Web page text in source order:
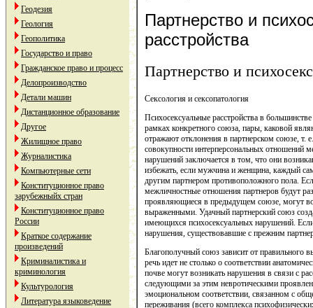
Геодезия
Геология
Геополитика
Государство и право
Гражданское право и процесс
Делопроизводство
Детали машин
Дистанционное образование
Другое
Жилищное право
Журналистика
Компьютерные сети
Конституционное право
зарубежныйх стран
Конституционное право
России
Краткое содержание
произведений
Криминалистика и
криминология
Культурология
Литература языковедение
Партнерство и
расстройства
Партнерство и
Сексология и сексопатология
Психосексуальные расстройства в
рамках конкретного союза, пары, каковой
отражают отклонения в партнерском союзе, т.
совокупности интерперсональных
нарушений заключается в том, что они
избежать, если мужчина и женщина, каждый
другим партнером противоположного пола.
межличностные отношения партнеров будут
проявляющиеся в предыдущем союзе, могут
выраженными. Удачный партнерский союз
имеющихся психосексуальных нарушений.
нарушения, существовавшие с прежним
Благополучный союз зависит от правильного
речь идет не столько о соответствии
почве могут возникать нарушения в связи с
следующими за этим невротическими
эмоциональном соответствии, связанном с
переживания (всего комплекса